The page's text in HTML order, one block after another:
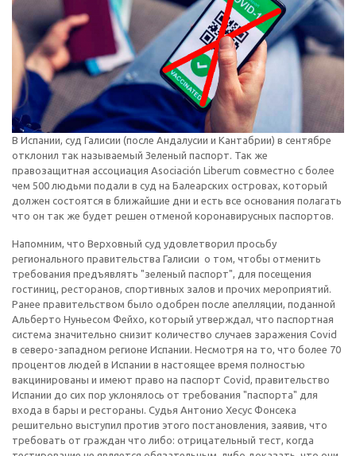
В Испании, суд Галисии (после Андалусии и Кантабрии) в сентябре
отклонил так называемый Зеленый паспорт. Так же
правозащитная ассоциация Asociación Liberum совместно с более
чем 500 людьми подали в суд на Балеарских островах, который
должен состоятся в ближайшие дни и есть все основания полагать
что он так же будет решен отменой коронавирусных паспортов.
Напомним, что Верховный суд удовлетворил просьбу
регионального правительства Галисии о том, чтобы отменить
требования предъявлять "зеленый паспорт", для посещения
гостиниц, ресторанов, спортивных залов и прочих мероприятий.
Ранее правительством было одобрен после апелляции, поданной
Альберто Нуньесом Фейхо, который утверждал, что паспортная
система значительно снизит количество случаев заражения Covid
в северо-западном регионе Испании. Несмотря на то, что более 70
процентов людей в Испании в настоящее время полностью
вакцинированы и имеют право на паспорт Covid, правительство
Испании до сих пор уклонялось от требования "паспорта" для
входа в бары и рестораны. Судья Антонио Хесус Фонсека
решительно выступил против этого постановления, заявив, что
требовать от граждан что либо: отрицательный тест, когда